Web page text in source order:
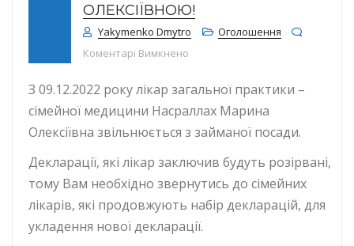
ОЛЕКСІЇВНОЮ!
Yakymenko Dmytro
Оголошення
Коментарі Вимкнено
З 09.12.2022 року лікар загальної практики –
сімейної медицини Насраллах Марина
Олексіївна звільнюється з займаної посади.
Декларації, які лікар заключив будуть розірвані,
тому Вам необхідно звернутись до сімейних
лікарів, які продовжують набір декларацій, для
укладення нової декларації.